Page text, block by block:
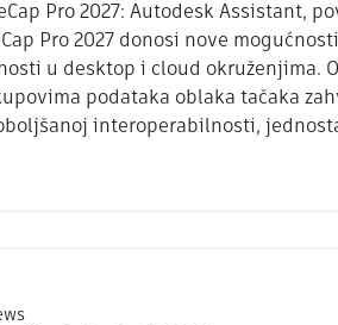
Pro 2027: Autodesk Assistant,
Pro 2027 donosi nove
u desktop i cloud okruženjima.
podataka oblaka tačaka
interoperabilnosti,